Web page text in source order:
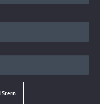
Stern.